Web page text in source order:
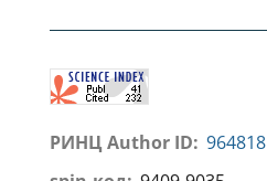
РИНЦ Author ID: 964818